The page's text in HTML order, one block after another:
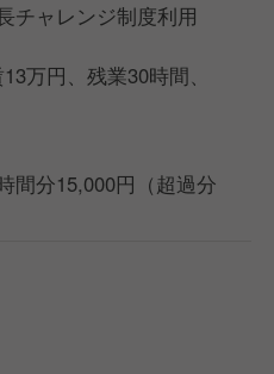
アの店長（約10～15名）
リア1チーム制」を採用
、スタッフ欠員時の調
みんなで助け合う風土で
理によってセントラルキ
チャレンジ制度利用
万円、残業30時間、
間分15,000円（超過分